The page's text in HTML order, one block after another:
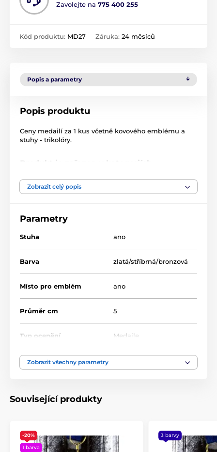
Zavolejte na 775 400 255
Kód produktu: MD27 Záruka: 24 měsíců
Popis a parametry
Popis produktu
Ceny medailí za 1 kus včetně kovového emblému a
stuhy - trikolóry.
Produkt je zařazen v kategoriích
Medaile
Zobrazit celý popis
Parametry
Stuha ano
Barva zlatá/stříbrná/bronzová
Místo pro emblém ano
Průměr cm 5
Typ ocenění Medaile
Materiál
Zobrazit všechny parametry
Související produkty
-20%
1 barva
3 barvy